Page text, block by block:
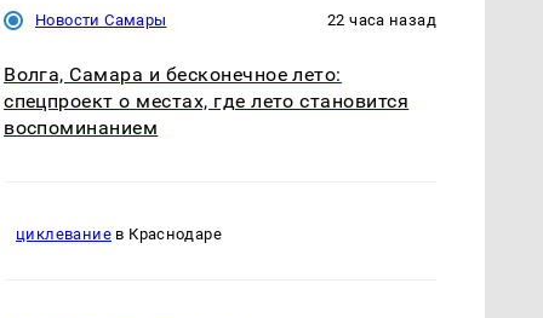
Новости Самары 22 часа назад
Волга, Самара и бесконечное лето:
спецпроект о местах, где лето становится
воспоминанием
циклеваниев Краснодаре